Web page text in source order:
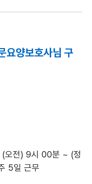
요양보호사님 구
(오전) 9시 00분 ~ (정
5일 근무